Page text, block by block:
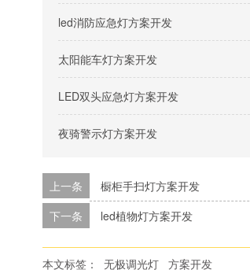
led消防应急灯方案开发
太阳能车灯方案开发
LED双头应急灯方案开发
夜骑警示灯方案开发
上一条
橱柜手扫灯方案开发
下一条 led植物灯方案开发
本文标签： 无极调光灯 方案开发